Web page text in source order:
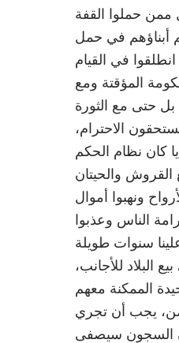
ممن حملوا القفة
أبناؤهم في حمل
في القيام
المؤقتة ومع
بل حتى مع الثورة
الاحترام،
كان نظام الحكم
والحيتان
ونهبوا أموال
الناس وعذبوا
سنوات طويلة
البلاد للأجانب،
الممكنة معهم
يجب أن تجري
السجون سيصفى